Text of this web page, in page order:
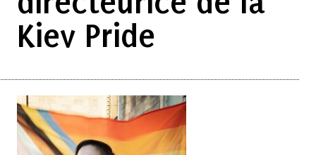
Kiev Pride